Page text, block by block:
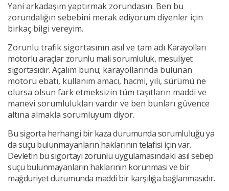
Yani arkadaşım yaptırmak zorundasın. Ben bu
zorundalığın sebebini merak ediyorum diyenler için
birkaç bilgi vereyim.
Zorunlu trafik sigortasının asıl ve tam adı Karayolları
motorlu araçlar zorunlu mali sorumluluk, mesuliyet
sigortasıdır. Açalım bunu; karayollarında bulunan
motoru ebatı, kullanım amacı, hacmi, yılı, sürümü ne
olursa olsun fark etmeksizin tüm taşıtların maddi ve
manevi sorumlulukları vardır ve ben bunları güvence
altına almakla sorumluyum diyor.
Bu sigorta herhangi bir kaza durumunda sorumluluğu ya
da suçu bulunmayanların haklarının telafisi için var.
Devletin bu sigortayı zorunlu uygulamasındaki asıl sebep
suçu bulunmayanların haklarının korunması ve bir
mağduriyet durumunda maddi bir karşılığa bağlanmasıdır.